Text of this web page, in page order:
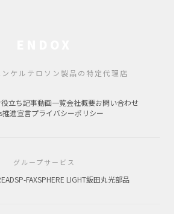
ンケルテロソン製品の特定代理店
立ち記事動画一覧会社概要お問い合わせ
推進宣言プライバシーポリシー
グループサービス
SP-FAXSPHERE LIGHT飯田丸光部品